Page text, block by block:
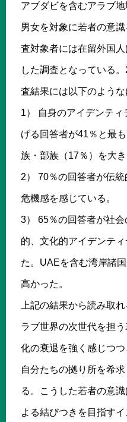
アブダビを含むアラブ
男女を対象に若者の意
査対象者には在留外国
した調査となっている
査結果には以下のような
1） 自身のアイデンテ
げる回答者が41％と最
族・部族（17％）を大
2） 70％の回答者が伝
危機感を感じている。
3） 65％の回答者が社
的、文化的アイデンテ
た。UAEを含む湾岸諸
高かった。
上記の結果から読み取
ラブ世界の次世代を担
化の衰退を強く感じつ
自分たちの拠り所を希
る。こうした若者の意
よる結びつきを目指す